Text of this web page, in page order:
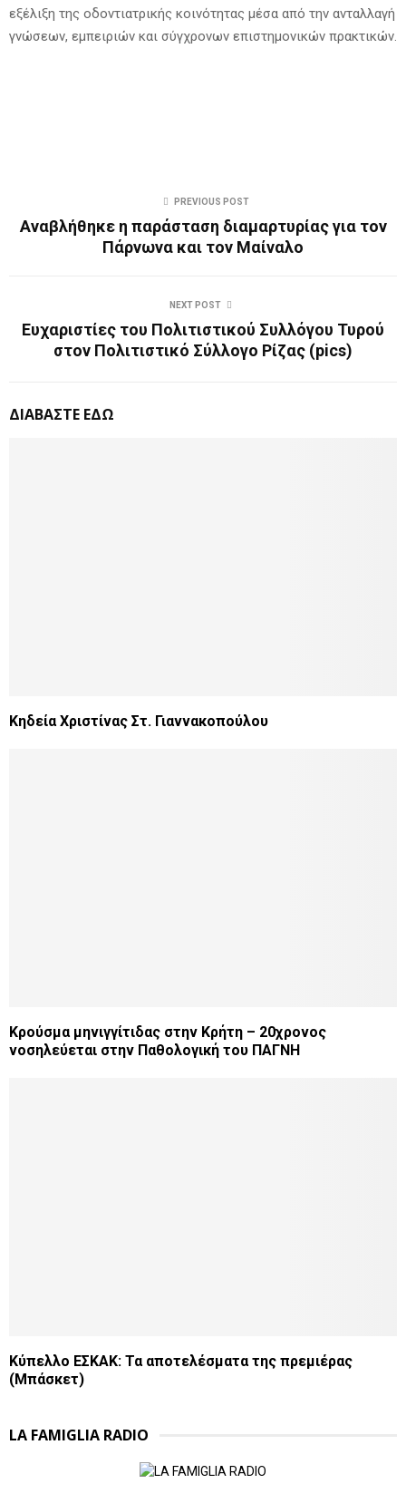
εξέλιξη της οδοντιατρικής κοινότητας μέσα από την ανταλλαγή
γνώσεων, εμπειριών και σύγχρονων επιστημονικών πρακτικών.
PREVIOUS POST
Αναβλήθηκε η παράσταση διαμαρτυρίας για τον
Πάρνωνα και τον Μαίναλο
NEXT POST
Ευχαριστίες του Πολιτιστικού Συλλόγου Τυρού
στον Πολιτιστικό Σύλλογο Ρίζας (pics)
ΔΙΑΒΑΣΤΕ ΕΔΩ
Κηδεία Χριστίνας Στ. Γιαννακοπούλου
Κρούσμα μηνιγγίτιδας στην Κρήτη – 20χρονος
νοσηλεύεται στην Παθολογική του ΠΑΓΝΗ
Κύπελλο ΕΣΚΑΚ: Τα αποτελέσματα της πρεμιέρας
(Μπάσκετ)
LA FAMIGLIA RADIO